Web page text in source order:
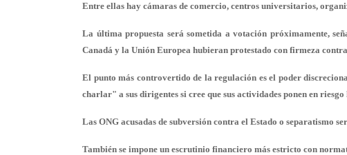
Entre ellas hay cámaras de comercio, centros universitarios,
La última propuesta será sometida a votación próximamente,
Canadá y la Unión Europea hubieran protestado con firmeza
El punto más controvertido de la regulación es el poder
charlar" a sus dirigentes si cree que sus actividades ponen en
Las ONG acusadas de subversión contra el Estado o separatismo
También se impone un escrutinio financiero más estricto con